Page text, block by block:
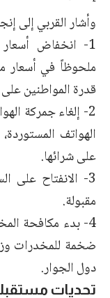
وأشار القربي إلى
1- انخفاض
ملحوظاً في أسعار
قدرة المواطنين
2- إلغاء جمركة
الهواتف
على شرائها.
3- الانفتاح
مقبولة.
4- بدء مكافحة
ضخمة للمخدرات
دول الجوار.
تحديات